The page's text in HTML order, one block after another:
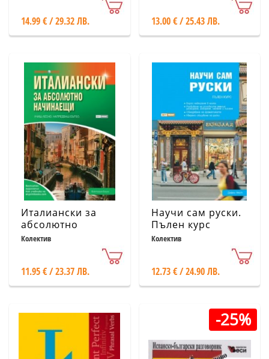
14.99 € / 29.32 ЛВ. 13.00 € / 25.43 ЛВ.
Италиански за
абсолютно
начинаещи
Колектив
11.95 € / 23.37 ЛВ.
Научи сам руски.
Пълен курс
Колектив
12.73 € / 24.90 ЛВ.
-25%